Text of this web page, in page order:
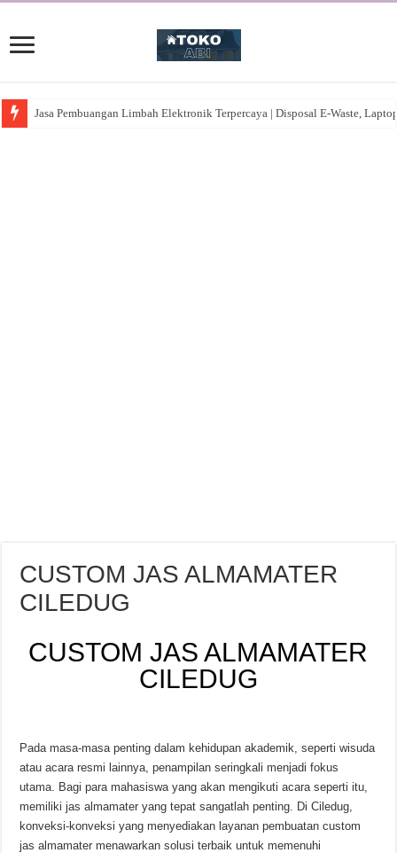
Jasa Pembuangan Limbah Elektronik Terpercaya | Disposal E-Waste,
CUSTOM JAS ALMAMATER
CILEDUG
CUSTOM JAS ALMAMATER
CILEDUG
Pada masa-masa penting dalam kehidupan akademik, seperti wisuda
atau acara resmi lainnya, penampilan seringkali menjadi fokus
utama. Bagi para mahasiswa yang akan mengikuti acara seperti itu,
memiliki jas almamater yang tepat sangatlah penting. Di Ciledug,
konveksi-konveksi yang menyediakan layanan pembuatan custom
jas almamater menawarkan solusi terbaik untuk memenuhi